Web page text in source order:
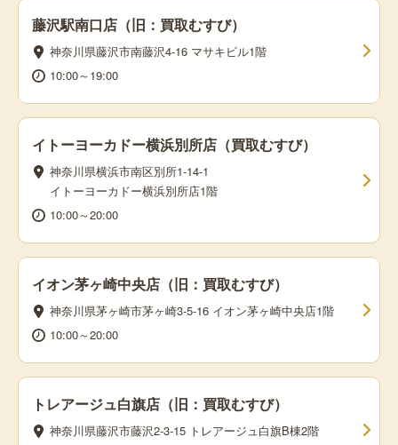
藤沢駅南口店（旧：買取むすび）
神奈川県藤沢市南藤沢4-16 マサキビル1階
10:00～19:00
イトーヨーカドー横浜別所店（買取むすび）
神奈川県横浜市南区別所1-14-1
イトーヨーカドー横浜別所店1階
10:00～20:00
イオン茅ヶ崎中央店（旧：買取むすび）
神奈川県茅ヶ崎市茅ヶ崎3-5-16 イオン茅ヶ崎中央店1階
10:00～20:00
トレアージュ白旗店（旧：買取むすび）
神奈川県藤沢市藤沢2-3-15 トレアージュ白旗B棟2階